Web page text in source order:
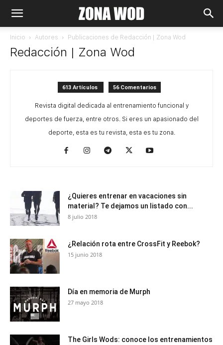
Inicio Autores Publicaciones de Redacción | Zona Wod
Redacción | Zona Wod
613 Artículos 56 Comentarios
Revista digital dedicada al entrenamiento funcional y
deportes de fuerza, entre otros. Si eres un apasionado del
deporte, esta es tu revista, esta es tu zona.
¿Quieres entrenar en vacaciones sin
material? Te dejamos un listado con...
8 julio 2018
¿Relación rota entre CrossFit y Reebok?
15 junio 2018
Día en memoria de Murph
27 mayo 2018
The Girls Wods: conoce los entrenamientos